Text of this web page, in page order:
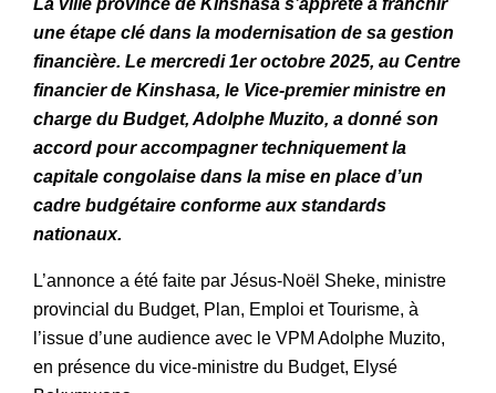
une étape clé dans la modernisation de sa gestion
financière. Le mercredi 1er octobre 2025, au Centre
financier de Kinshasa, le Vice-premier ministre en
charge du Budget, Adolphe Muzito, a donné son
accord pour accompagner techniquement la
capitale congolaise dans la mise en place d’un
cadre budgétaire conforme aux standards
nationaux.
L’annonce a été faite par Jésus-Noël Sheke, ministre
provincial du Budget, Plan, Emploi et Tourisme, à
l’issue d’une audience avec le VPM Adolphe Muzito,
en présence du vice-ministre du Budget, Elysé